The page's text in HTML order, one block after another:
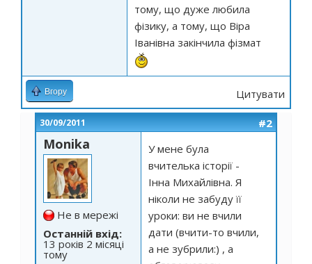
тому, що дуже любила
фізику, а тому, що Віра
Іванівна закінчила фізмат
Вгору Цитувати
30/09/2011 #2
Monika
Не в мережі
Останній вхід:
13 років 2 місяці
тому
У мене була
вчителька історії -
Інна Михайлівна. Я
ніколи не забуду її
уроки: ви не вчили
дати (вчити-то вчили,
а не зубрили:) , а